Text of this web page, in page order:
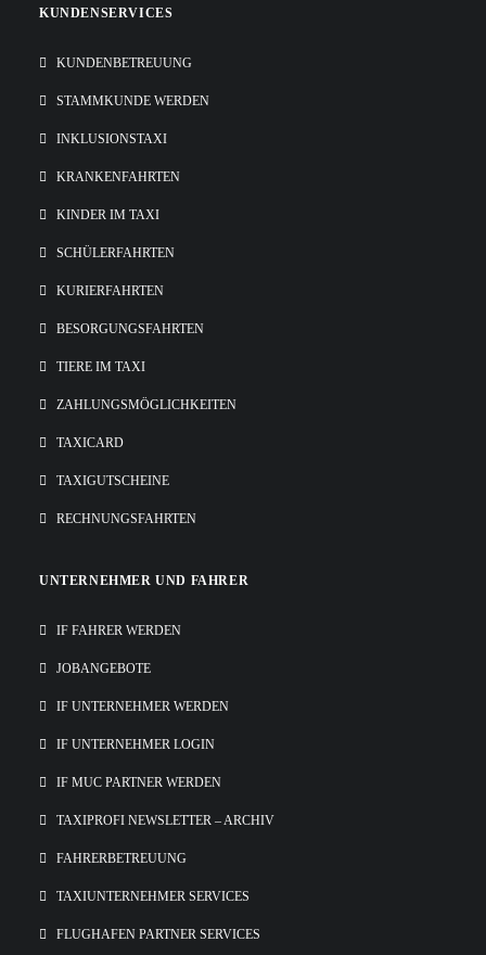
KUNDENSERVICES
KUNDENBETREUUNG
STAMMKUNDE WERDEN
INKLUSIONSTAXI
KRANKENFAHRTEN
KINDER IM TAXI
SCHÜLERFAHRTEN
KURIERFAHRTEN
BESORGUNGSFAHRTEN
TIERE IM TAXI
ZAHLUNGSMÖGLICHKEITEN
TAXICARD
TAXIGUTSCHEINE
RECHNUNGSFAHRTEN
UNTERNEHMER UND FAHRER
IF FAHRER WERDEN
JOBANGEBOTE
IF UNTERNEHMER WERDEN
IF UNTERNEHMER LOGIN
IF MUC PARTNER WERDEN
TAXIPROFI NEWSLETTER – ARCHIV
FAHRERBETREUUNG
TAXIUNTERNEHMER SERVICES
FLUGHAFEN PARTNER SERVICES